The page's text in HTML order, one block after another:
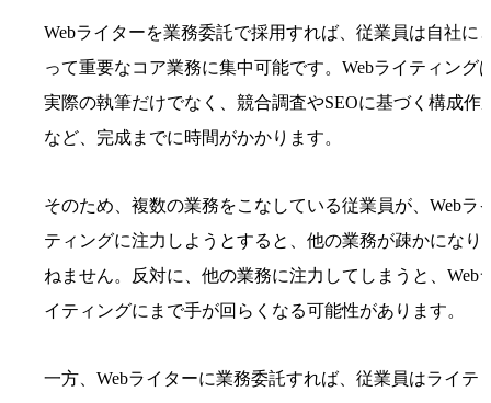
Webライターを業務委託で採用すれば、従業員は自社に
って重要なコア業務に集中可能です。Webライティング
実際の執筆だけでなく、競合調査やSEOに基づく構成作
など、完成までに時間がかかります。
そのため、複数の業務をこなしている従業員が、Webラ
ティングに注力しようとすると、他の業務が疎かになり
ねません。反対に、他の業務に注力してしまうと、Web
イティングにまで手が回らくなる可能性があります。
一方、Webライターに業務委託すれば、従業員はライテ